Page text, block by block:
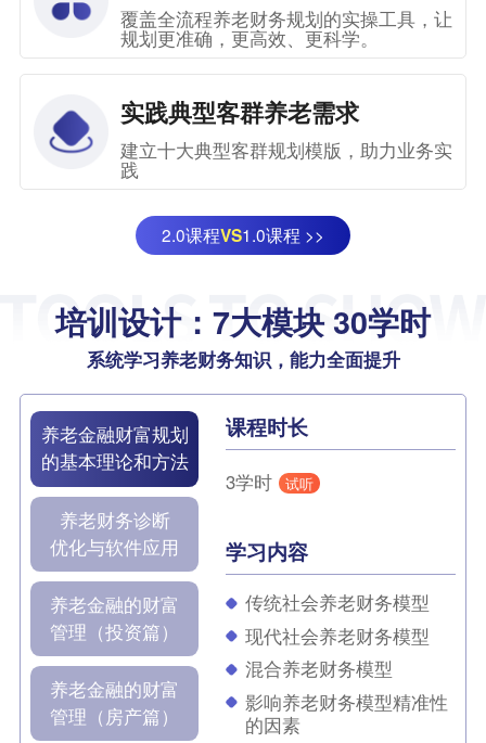
覆盖全流程养老财务规划的实操工具，让
规划更准确，更高效、更科学。
实践典型客群养老需求
建立十大典型客群规划模版，助力业务实
践
2.0课程VS1.0课程 >>
培训设计：7大模块 30学时
系统学习养老财务知识，能力全面提升
养老金融财富规划
的基本理论和方法
养老财务诊断
优化与软件应用
养老金融的财富
管理（投资篇）
养老金融的财富
管理（房产篇）
课程时长
3学时 试听
学习内容
传统社会养老财务模型
现代社会养老财务模型
混合养老财务模型
影响养老财务模型精准性
的因素